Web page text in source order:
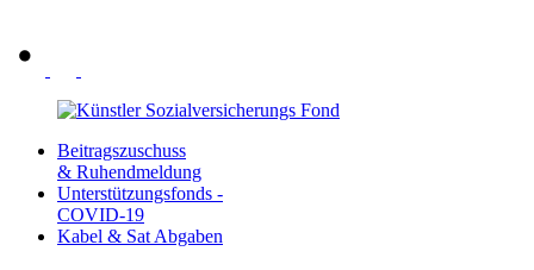
Beitragszuschuss
& Ruhendmeldung
Unterstützungsfonds -
COVID-19
Kabel & Sat Abgaben